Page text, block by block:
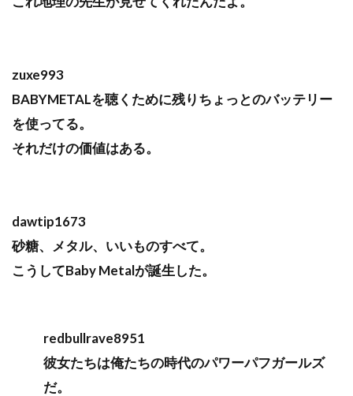
zuxe993
BABYMETALを聴くために残りちょっとのバッテリー
を使ってる。
それだけの価値はある。
dawtip1673
砂糖、メタル、いいものすべて。
こうしてBaby Metalが誕生した。
redbullrave8951
彼女たちは俺たちの時代のパワーパフガールズ
だ。